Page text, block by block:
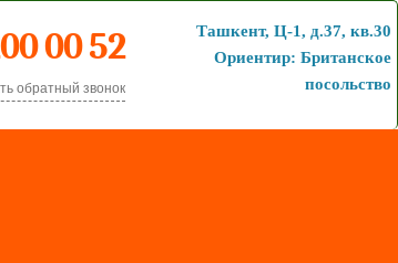
00 52
обратный звонок
Ташкент, Ц-1, д.37, кв.30
Ориентир: Британское
посольство